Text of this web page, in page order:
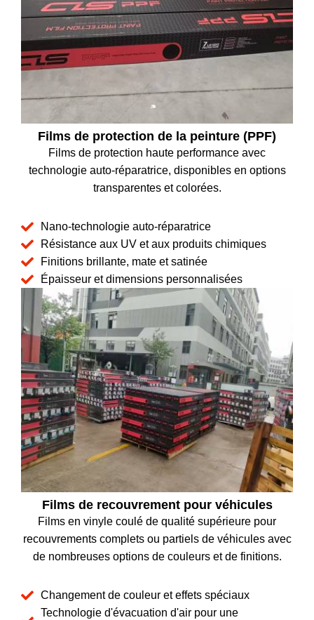
Films de protection de la peinture (PPF)
Films de protection haute performance avec
technologie auto-réparatrice, disponibles en options
transparentes et colorées.
Nano-technologie auto-réparatrice
Résistance aux UV et aux produits chimiques
Finitions brillante, mate et satinée
Épaisseur et dimensions personnalisées
Films de recouvrement pour véhicules
Films en vinyle coulé de qualité supérieure pour
recouvrements complets ou partiels de véhicules avec
de nombreuses options de couleurs et de finitions.
Changement de couleur et effets spéciaux
Technologie d'évacuation d'air pour une